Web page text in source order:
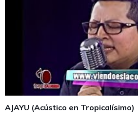
AJAYU (Acústico en Tropicalísimo)